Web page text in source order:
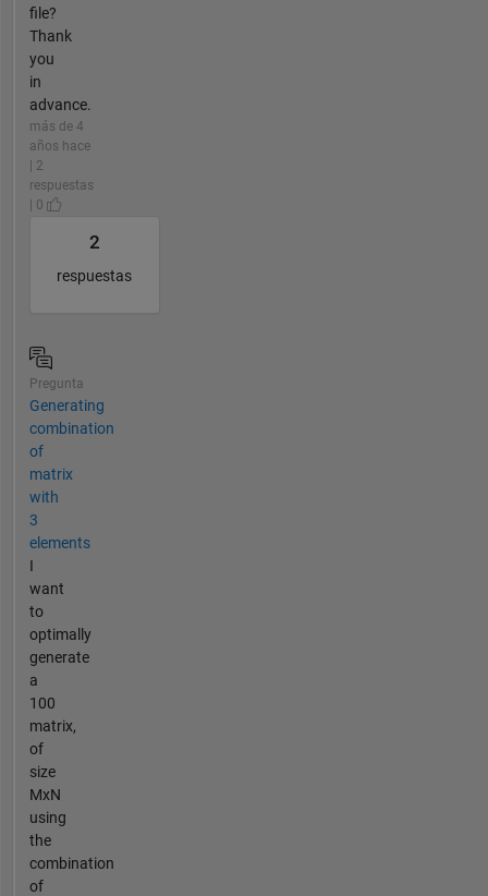
file?
Thank
you
in
advance.
más de 4
años hace
| 2
respuestas
| 0
2
respuestas
Pregunta
Generating
combination
of
matrix
with
3
elements
I
want
to
optimally
generate
a
100
matrix,
of
size
MxN
using
the
combination
of